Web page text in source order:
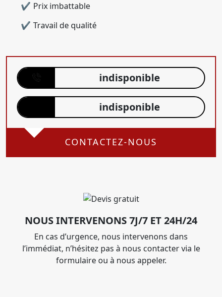
Prix imbattable
Travail de qualité
indisponible
indisponible
CONTACTEZ-NOUS
NOUS INTERVENONS 7J/7 ET 24H/24
En cas d’urgence, nous intervenons dans
l’immédiat, n’hésitez pas à nous contacter via le
formulaire ou à nous appeler.